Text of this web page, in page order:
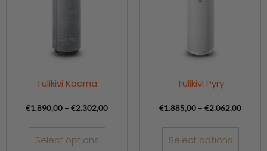
Tulikivi Kaarna
€1.890,00 – €2.302,00
Select options
Tulikivi Pyry
€1.885,00 – €2.062,00
Select options